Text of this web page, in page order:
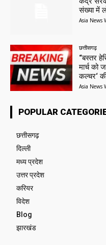
संख्या में
Asia News
छत्तीसगढ़
“बस्तर
मार्च को
कल्चर‘
Asia News
POPULAR
छत्तीसगढ़
दिल्ली
मध्य प्रदेश
उत्तर प्रदेश
करियर
विदेश
Blog
झारखंड